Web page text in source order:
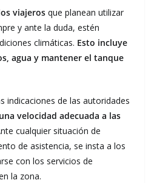
viajeros que planean utilizar
y ante la duda, estén
climáticas. Esto incluye
agua y mantener el tanque
indicaciones de las autoridades
velocidad adecuada a las
cualquier situación de
de asistencia, se insta a los
con los servicios de
la zona.